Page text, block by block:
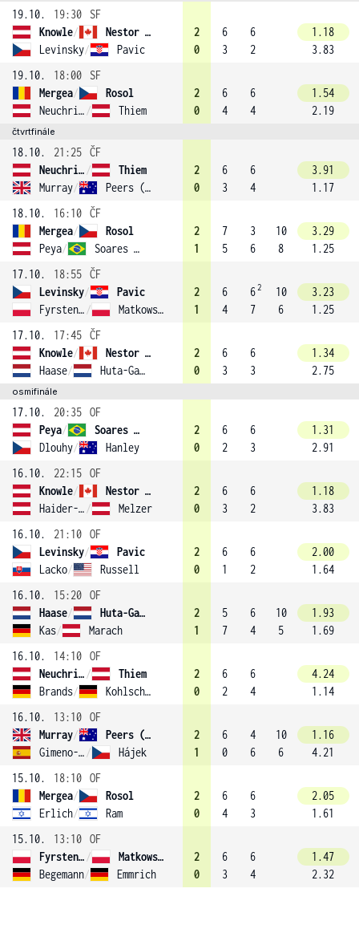
19.10. 19:30
SF
Knowle/
Nestor (3)
Levinsky/ Pavic
2
0
6
3
6
2
1.18
3.83
19.10.
18:00
SF
Mergea/
Rosol
Neuchrist / Thiem
2
0
6
4
6
4
1.54
2.19
čtvrtfinále
18.10. 21:25 ČF
Neuchrist /
Thiem
Murray/ Peers (4)
2
0
6
3
6
4
3.91
1.17
18.10.
16:10 ČF
Mergea/
Rosol
Peya/ Soares (1)
2
1
7
5
3
6
10
8
3.29
1.25
17.10.
18:55 ČF
Levinsky/
Pavic
Fyrstenberg / Matkowski (2)
2
1
6
4
62
7
10
6
3.23
1.25
17.10.
17:45 ČF
Knowle/
Nestor (3)
Haase/ Huta-Galung
2
0
6
3
6
3
1.34
2.75
osmifinále
17.10. 20:35 OF
Peya/
Soares (1)
Dlouhy/ Hanley
2
0
6
2
6
3
1.31
2.91
16.10.
22:15 OF
Knowle/
Nestor (3)
Haider-Maurer / Melzer
2
0
6
3
6
2
1.18
3.83
16.10.
21:10 OF
Levinsky/
Pavic
Lacko/ Russell
2
0
6
1
6
2
2.00
1.64
16.10.
15:20 OF
Haase/
Huta-Galung
Kas/ Marach
2
1
5
7
6
4
10
5
1.93
1.69
16.10.
14:10 OF
Neuchrist /
Thiem
Brands/ Kohlschreiber
2
0
6
2
6
4
4.24
1.14
16.10.
13:10 OF
Murray/
Peers (4)
Gimeno-Traver / Hájek
2
1
6
0
4
6
10
6
1.16
4.21
15.10.
18:10 OF
Mergea/
Rosol
Erlich/ Ram
2
0
6
4
6
3
2.05
1.61
15.10.
13:10 OF
Fyrstenberg /
Matkowski (2)
Begemann/ Emmrich
2
0
6
3
6
4
1.47
2.32